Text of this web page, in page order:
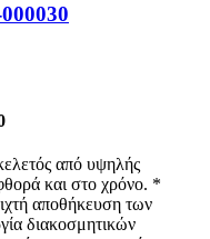
από υψηλής
και στο χρόνο. *
αποθήκευση των
διακοσμητικών